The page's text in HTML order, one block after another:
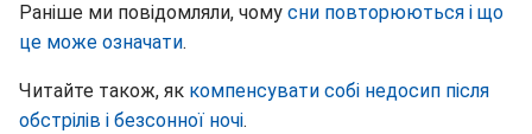
Раніше ми повідомляли, чому сни повторюються і що
це може означати.
Читайте також, як компенсувати собі недосип після
обстрілів і безсонної ночі.